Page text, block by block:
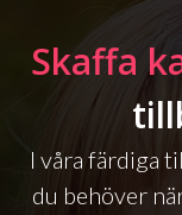
Skaffa
I våra färdiga
du behöver